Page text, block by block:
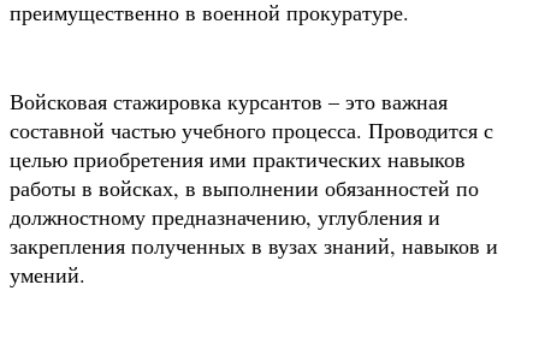
преимущественно в военной прокуратуре.
Войсковая стажировка курсантов – это важная
составной частью учебного процесса. Проводится с
целью приобретения ими практических навыков
работы в войсках, в выполнении обязанностей по
должностному предназначению, углубления и
закрепления полученных в вузах знаний, навыков и
умений.